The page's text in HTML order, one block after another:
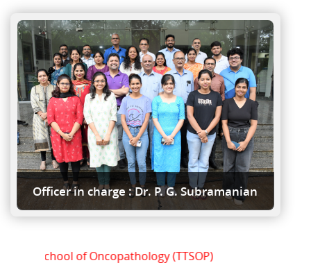
Officer in charge : Dr. P. G. Subramanian
School of Oncopathology (TTSOP)